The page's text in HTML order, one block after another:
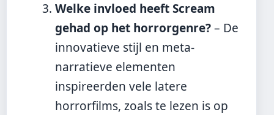
Welke invloed heeft Scream
gehad op het horrorgenre?– De
innovatieve stijl en meta-
narratieve elementen
inspireerden vele latere
horrorfilms, zoals te lezen is op